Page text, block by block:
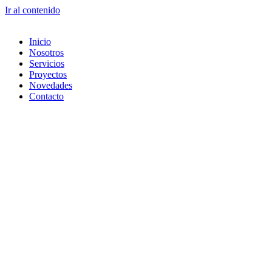
Ir al contenido
Inicio
Nosotros
Servicios
Proyectos
Novedades
Contacto